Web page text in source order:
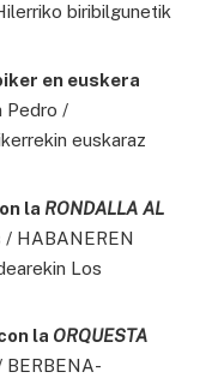
biribilgunetik
en euskera
Pedro /
euskaraz
la RONDALLA AL
HABANEREN
Los
la ORQUESTA
BERBENA-